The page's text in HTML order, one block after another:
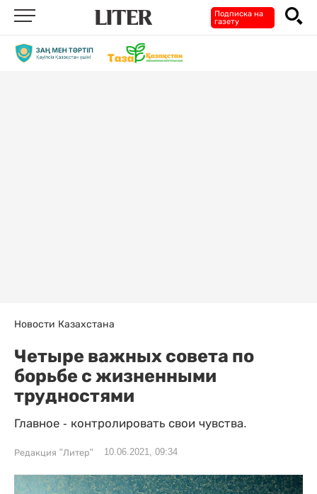
Подписка на
газету
Новости Казахстана
Четыре важных совета по
борьбе с жизненными
трудностями
Главное - контролировать свои чувства.
Редакция "Литер" 10.06.2021, 09:34